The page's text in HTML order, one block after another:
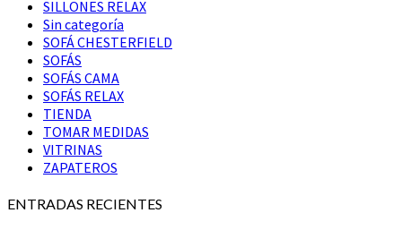
SILLONES RELAX
Sin categoría
SOFÁ CHESTERFIELD
SOFÁS
SOFÁS CAMA
SOFÁS RELAX
TIENDA
TOMAR MEDIDAS
VITRINAS
ZAPATEROS
ENTRADAS RECIENTES